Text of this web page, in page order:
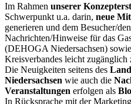
Im Rahmen unserer
Schwerpunkt u.a. darin, neue
generieren und dem Besucher/
Nachrichten/Hinweise für das
(DEHOGA Niedersachsen)
Kreisverbandes leicht zugänglich
Die Neuigkeiten seitens des
Niedersachsen wie auch die
Veranstaltungen erfolgen als
In Rücksprache mit der